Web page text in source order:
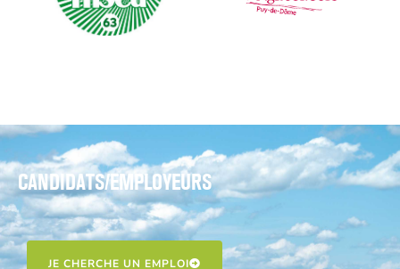
CANDIDATS/EMPLOYEURS
JE CHERCHE UN EMPLOI